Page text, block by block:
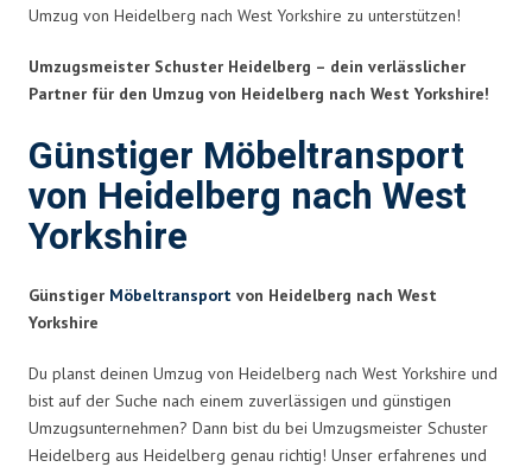
Umzug von Heidelberg nach West Yorkshire zu unterstützen!
Umzugsmeister Schuster Heidelberg – dein verlässlicher
Partner für den Umzug von Heidelberg nach West Yorkshire!
Günstiger Möbeltransport
von Heidelberg nach West
Yorkshire
Günstiger Möbeltransport von Heidelberg nach West
Yorkshire
Du planst deinen Umzug von Heidelberg nach West Yorkshire und
bist auf der Suche nach einem zuverlässigen und günstigen
Umzugsunternehmen? Dann bist du bei Umzugsmeister Schuster
Heidelberg aus Heidelberg genau richtig! Unser erfahrenes und